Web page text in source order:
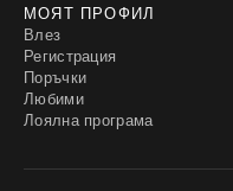
МОЯТ ПРОФИЛ
Влез
Регистрация
Поръчки
Любими
Лоялна програма